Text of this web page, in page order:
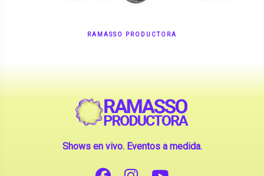
RAMASSO PRODUCTORA
Shows en vivo. Eventos a medida.